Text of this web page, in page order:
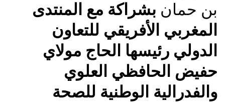
بن حمان بشراكة مع المنتدى
المغربي الأفريقي للتعاون
الدولي رئيسها الحاج مولاي
حفيض الحافظي العلوي
والفدرالية الوطنية للصحة